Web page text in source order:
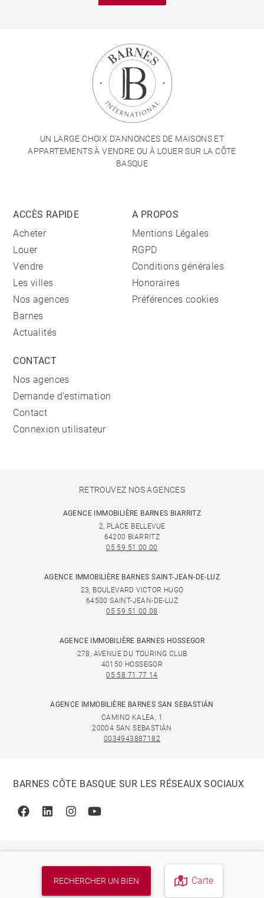
RECHERCHER UN BIEN Carte
UN LARGE CHOIX D'ANNONCES DE MAISONS ET
APPARTEMENTS À VENDRE OU À LOUER SUR LA CÔTE
BASQUE
ACCÈS RAPIDE
Acheter
Louer
Vendre
Les villes
Nos agences
Barnes
Actualités
A PROPOS
Mentions Légales
RGPD
Conditions générales
Honoraires
Préférences cookies
CONTACT
Nos agences
Demande d'estimation
Contact
Connexion utilisateur
RETROUVEZ NOS AGENCES
AGENCE IMMOBILIÈRE BARNES BIARRITZ
2, PLACE BELLEVUE
64200 BIARRITZ
05 59 51 00 00
AGENCE IMMOBILIÈRE BARNES SAINT-JEAN-DE-LUZ
23, BOULEVARD VICTOR HUGO
64500 SAINT-JEAN-DE-LUZ
05 59 51 00 08
AGENCE IMMOBILIÈRE BARNES HOSSEGOR
278, AVENUE DU TOURING CLUB
40150 HOSSEGOR
05 58 71 77 14
AGENCE IMMOBILIÈRE BARNES SAN SEBASTIÁN
CAMINO KALEA, 1
20004 SAN SEBASTIÁN
0034943887182
BARNES CÔTE BASQUE SUR LES RÉSEAUX SOCIAUX
FacebookLinkedinInstagramYoutube
© 2026 BARNES, INTERNATIONAL REALTY - BARNES
INTERNATIONAL